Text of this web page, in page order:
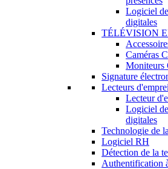
Logiciel
digitales
TÉLÉVISION
Caméras
Signature
Lecteurs
Lecteur
Logiciel
digitales
Technologie de
Logiciel RH
Détection de la
Authentification